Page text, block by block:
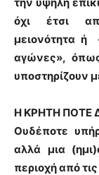
όχι έτσι
μειονότητα ή
αγώνες»,
υποστηρίζουν
Η ΚΡΗΤΗ ΠΟΤΕ
Ουδέποτε
αλλά μια
περιοχή από